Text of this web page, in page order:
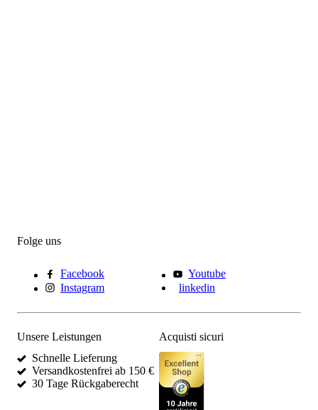
Folge uns
Facebook
Youtube
Instagram
linkedin
Unsere Leistungen
Schnelle Lieferung
Versandkostenfrei ab 150 €
30 Tage Rückgaberecht
Acquisti sicuri